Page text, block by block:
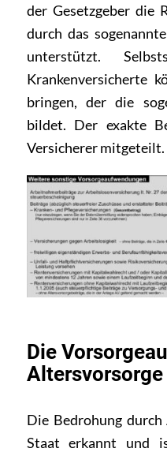
der Gesetzgeber die
durch das
unterstützt.
Krankenversicherte
bringen, der die
bildet. Der exakte
Versicherer mitgeteilt.
Die
Die Bedrohung
Staat erkannt und